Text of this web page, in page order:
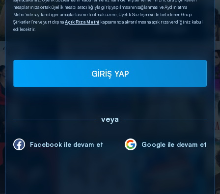
hesaplarınıza ortak üyelik hesabı aracılığıyla giriş yapılmasının sağlanması ve Aydınlatma
Metni’nde sayılan diğer amaçlarla sınırlı olmak üzere, Üyelik Sözleşmesi ile belirlenen Grup
Şirketleri’ne ve yurt dışınaAçık Rıza Metni kapsamında aktarılmasına açık rıza verdiğiniz kabul
edilecektir.
GİRİŞ YAP
veya
Facebook ile devam et Google ile devam et